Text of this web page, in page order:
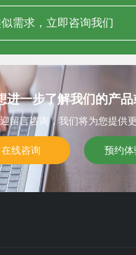
需求，立即咨询我们
进一步了解我们的产
留言咨询，我们将为您提供
在线咨询 预约体